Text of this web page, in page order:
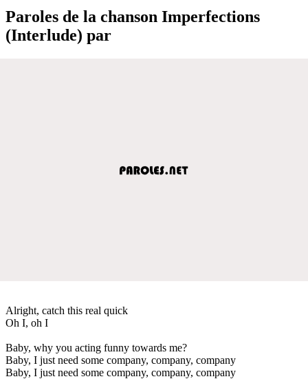
Paroles de la chanson Imperfections
(Interlude) par
Alright, catch this real quick
Oh I, oh I
Baby, why you acting funny towards me?
Baby, I just need some company, company, company
Baby, I just need some company, company, company